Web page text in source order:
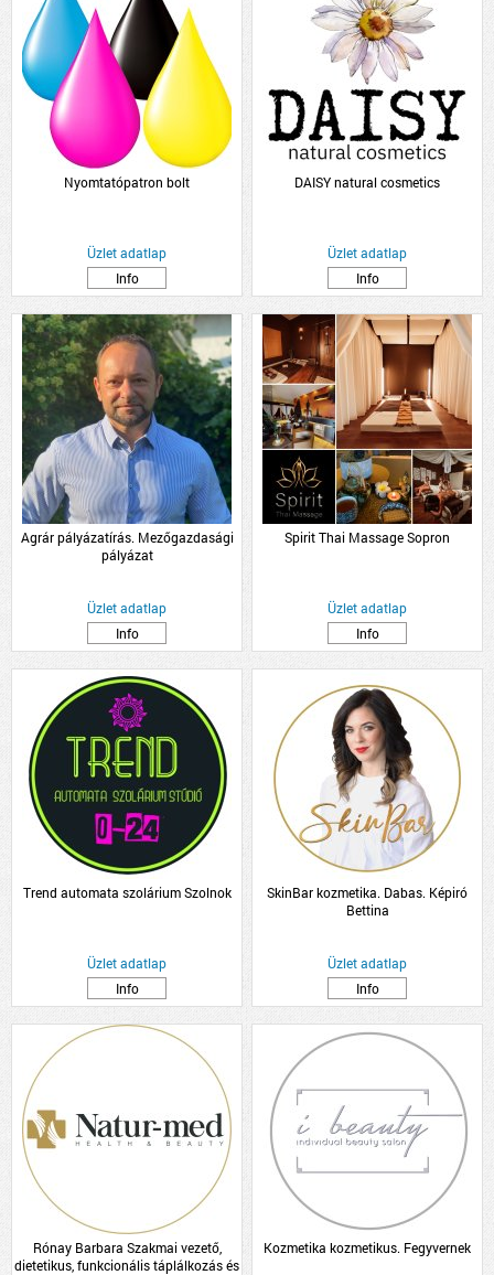
Nyomtatópatron bolt
Üzlet adatlap
Info
DAISY natural cosmetics
Üzlet adatlap
Info
Agrár pályázatírás. Mezőgazdasági
pályázat
Üzlet adatlap
Info
Spirit Thai Massage Sopron
Üzlet adatlap
Info
Trend automata szolárium Szolnok
Üzlet adatlap
Info
SkinBar kozmetika. Dabas. Képiró
Bettina
Üzlet adatlap
Info
Rónay Barbara Szakmai vezető,
dietetikus, funkcionális táplálkozás és
Kozmetika kozmetikus. Fegyvernek